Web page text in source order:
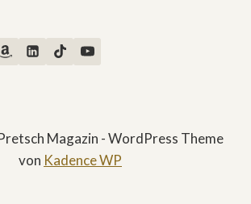
Magazin - WordPress Theme
von Kadence WP